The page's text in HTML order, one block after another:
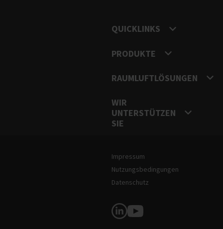
QUICKLINKS
PRODUKTE
RAUMLUFTLÖSUNGEN
WIR
UNTERSTÜTZEN
SIE
Rechtliche Hinweise und
Impressum
Nutzungsbedingungen
Datenschutz
Soziale Medien